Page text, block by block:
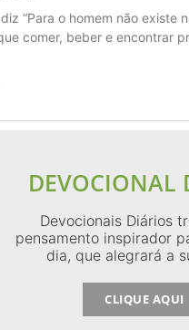
“Para o homem não existe
comer, beber e encontrar
DEVOCIONAL
Devocionais Diários
pensamento inspirador
dia, que alegrará a
CLIQUE AQUI